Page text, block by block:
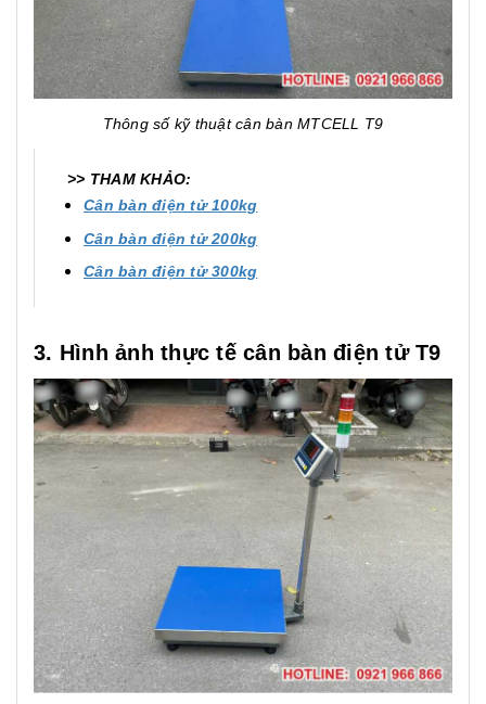
Thông số kỹ thuật cân bàn MTCELL T9
>> THAM KHẢO:
Cân bàn điện tử 100kg
Cân bàn điện tử 200kg
Cân bàn điện tử 300kg
3. Hình ảnh thực tế cân bàn điện tử T9